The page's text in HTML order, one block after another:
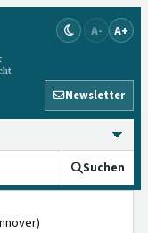
A- A+
Newsletter
Suchen